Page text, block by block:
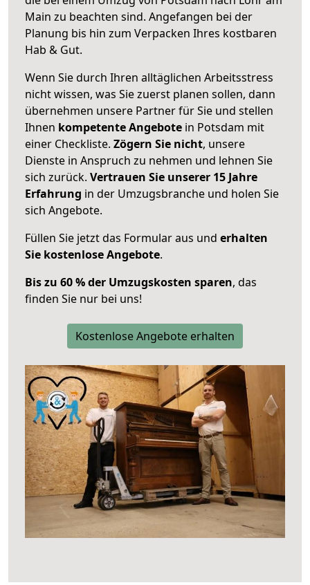
Main zu beachten sind. Angefangen bei der
Planung bis hin zum Verpacken Ihres kostbaren
Hab & Gut.
Wenn Sie durch Ihren alltäglichen Arbeitsstress
nicht wissen, was Sie zuerst planen sollen, dann
übernehmen unsere Partner für Sie und stellen
Ihnen kompetente Angebote in Potsdam mit
einer Checkliste. Zögern Sie nicht, unsere
Dienste in Anspruch zu nehmen und lehnen Sie
sich zurück. Vertrauen Sie unserer 15 Jahre
Erfahrung in der Umzugsbranche und holen Sie
sich Angebote.
Füllen Sie jetzt das Formular aus und erhalten
Sie kostenlose Angebote.
Bis zu 60 % der Umzugskosten sparen, das
finden Sie nur bei uns!
Kostenlose Angebote erhalten